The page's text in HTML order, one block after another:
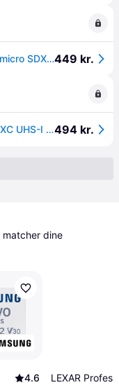
SanDisk 128GB Extreme Pro 200MB/s micro SDXC.449 kr.
SanDisk Extreme PRO 128 GB MicroSDXC UHS-I Class 10494 kr.
dine
4.6
LEXAR